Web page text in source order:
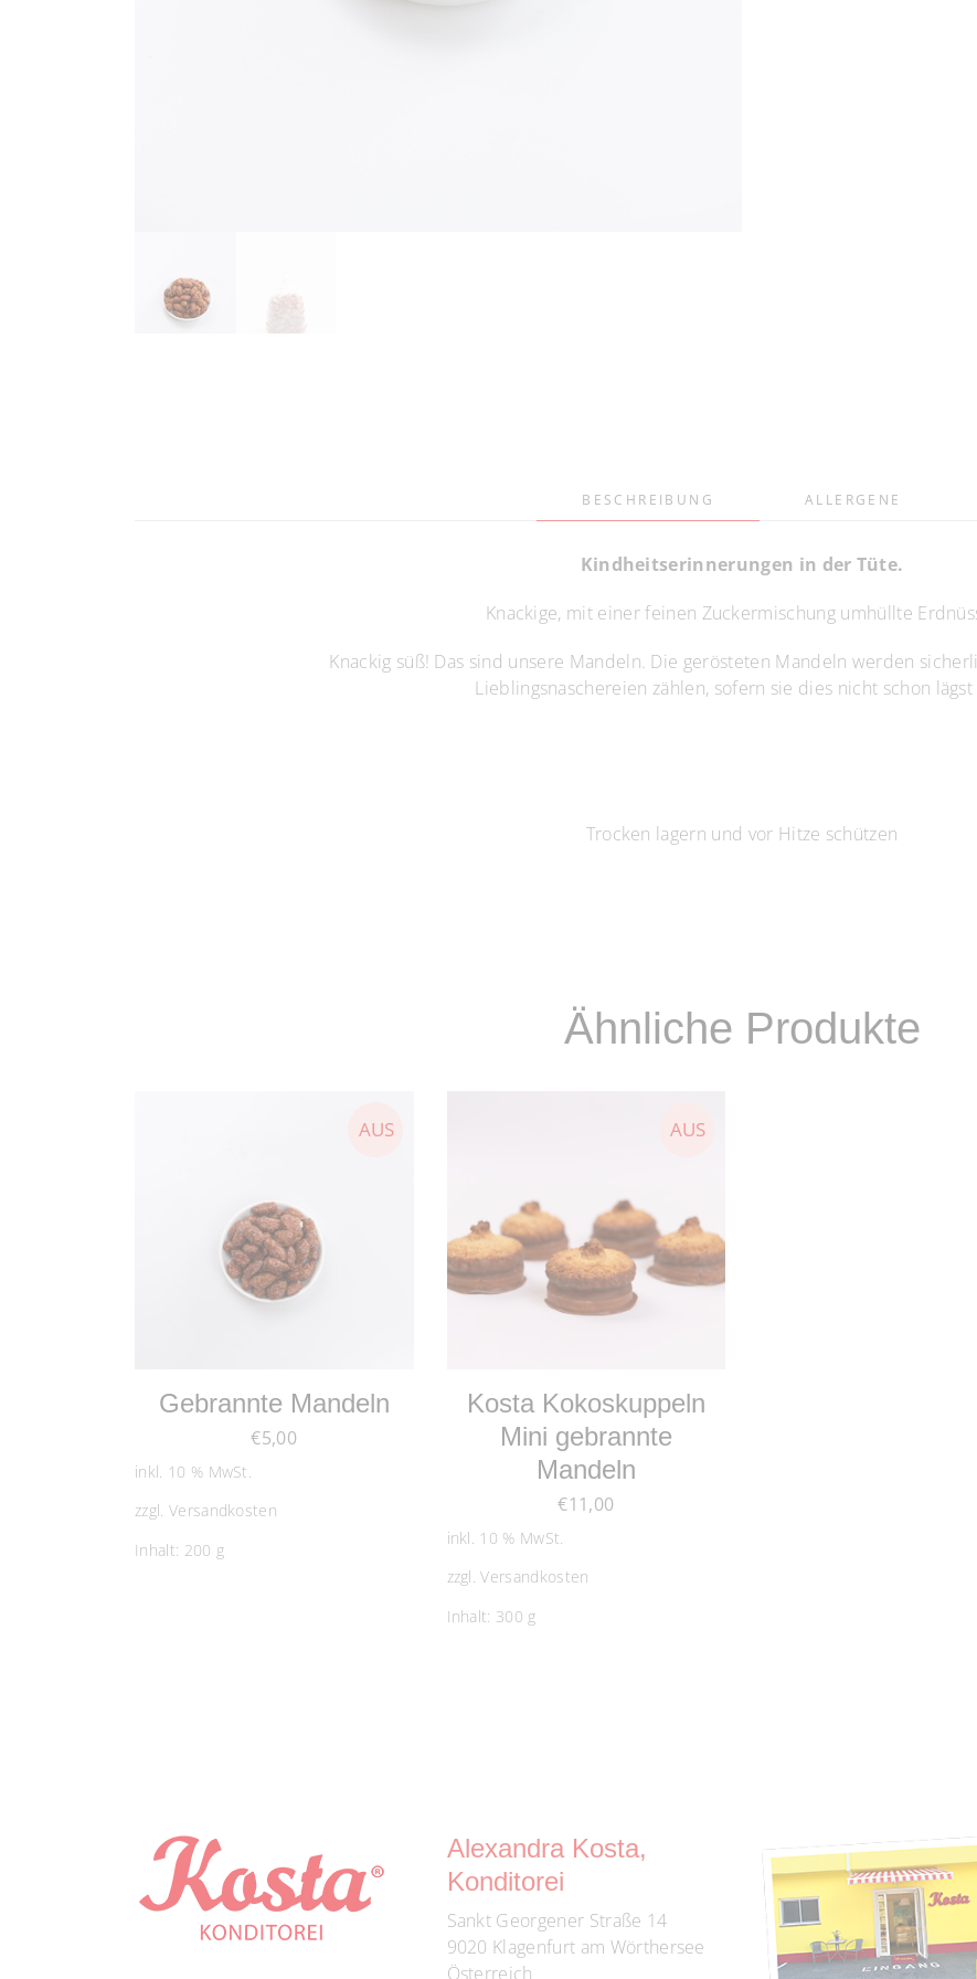
BESCHREIBUNG ALLERGENE
Kindheitserinnerungen in der Tüte.
Knackige, mit einer feinen Zuckermischung umhüllte
Knackig süß! Das sind unsere Mandeln. Die gerösteten Mandeln werden
Lieblingsnaschereien zählen, sofern sie dies nicht schon lägst
Trocken lagern und vor Hitze schützen
Ähnliche Produkte
Gebrannte Mandeln
€5,00
inkl. 10 % MwSt.
zzgl. Versandkosten
Inhalt: 200 g
Kosta Kokoskuppeln
Mini gebrannte
Mandeln
€11,00
inkl. 10 % MwSt.
zzgl.Versandkosten
Inhalt: 300 g
Alexandra Kosta,
Konditorei
Sankt Georgener Straße 14
9020 Klagenfurt am Wörthersee
Österreich